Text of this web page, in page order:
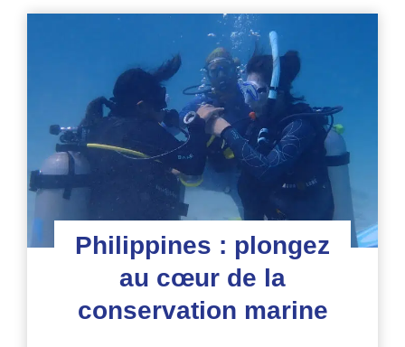
dauphins
du
Gouf
de
Capbreton
Philippines : plongez
au cœur de la
conservation marine